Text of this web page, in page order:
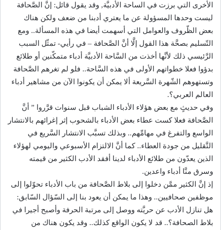
الأخرى التي برزت في الساحة الأدبيَّة, وقد يقول قائل: إنَّ الصَّحافة
ليست وحدها المسؤولة عن ما يعتري أدبنا من ضعف ولكن هناك
بعض الظّروف والعوامل التي أسهمت أيضا في هذه المسألة.. ومع
التّسليم بصحَّة هذا القول إلَّا أنَّ الصَّحافة – في رأيي- تمثّل السبب
الرَّئيسي ذلك لأنَّها أخذت من السَّاحة الأدبيَّة أدباء متمكّنين أو طلائع
بدؤوا فعلا خطواتهم الأولى في هذه السَّاحة.. فلو لم تغرهم الصَّحافة
وتستهوهم الشّهرة السَّريعة ألا يمكن أن يكونوا الآن من مشاهير أدباء
العالم العربي؟.
وفي حديثٍ مع بعض هؤلاء الأدباء الشباب قبل سنوات قرَّروا ” أنَّ
الصَّحافة فعلا كست عطاء بعض الأدباء بالشحوب إثر إغرائهم بالانتشار
الواسع والتفرغ في مهامِّهم.. وبذلك تسبَّب الانتشار السَّريع في
التَّقليل من جودة العطاء.. كما أنَّ الالتزام الأسبوعي واليومي لهؤلاء
الذين يعدّون من طلائع الأدباء لدينا أفقد الأدب الكثير من قيمته
وسرق منَّا أدباء واعدين.
إذ إنَّ الكثير ممَّن دخلوا إلى بلاط الصَّحافة من باب الأدباء تحوّلوا إلى
موظفين صحافيين.. وهذا ما يمكن أن يعود بنا إلى السّؤال السّابق:
هل تنازل الأدب عن حريَّته ووصل إلى مرتبة الحرفة وأصبح أجيرا في
بلاط الصحافة؟.. قد لا يكون الواقع كذلك.. وقد يكون هناك من